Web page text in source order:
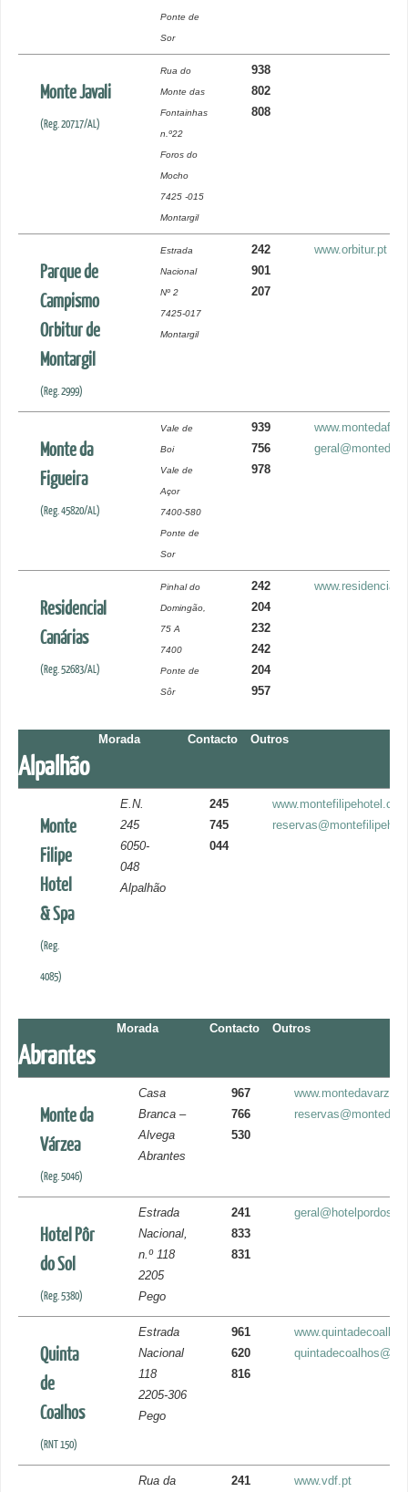
Ponte de
Sor
Monte Javali
(Reg. 20717/AL)
Rua do
Monte das
Fontainhas
n.º22
Foros do
Mocho
7425 -015
Montargil
938
802
808
Parque de
Campismo
Orbitur de
Montargil
(Reg. 2999)
Estrada
Nacional
Nº 2
7425-017
Montargil
242
901
207
www.orbitur.pt
Monte da
Figueira
(Reg. 45820/AL)
Vale de
Boi
Vale de
Açor
7400-580
Ponte de
Sor
939
756
978
Residencial
Canárias
(Reg. 52683/AL)
Pinhal do
Domingão,
75 A
7400
Ponte de
Sôr
242
204
232
242
204
957
Alpalhão
Morada Contacto Outros
Monte
Filipe
Hotel
& Spa
(Reg.
4085)
E.N.
245
6050-
048
Alpalhão
245
745
044
www.montefilipehotel.com
Abrantes
Morada Contacto Outros
Monte da
Várzea
(Reg. 5046)
Casa
Branca –
Alvega
Abrantes
967
766
530
Hotel Pôr
do Sol
(Reg. 5380)
Estrada
Nacional,
n.º 118
2205
Pego
241
833
831
Quinta
de
Coalhos
(RNT 150)
Estrada
Nacional
118
2205-306
Pego
961
620
816
Rua da
241
www.vdf.pt